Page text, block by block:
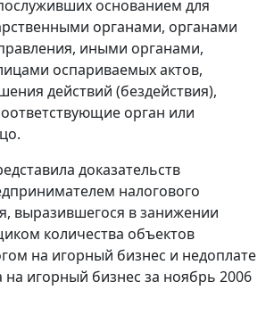
основанием для
органами, органами
иными органами,
оспариваемых актов,
действий (бездействия),
орган или
доказательств
налогового
выразившегося в занижении
количества объектов
на игорный бизнес и недоплате
на игорный бизнес за ноябрь 2006